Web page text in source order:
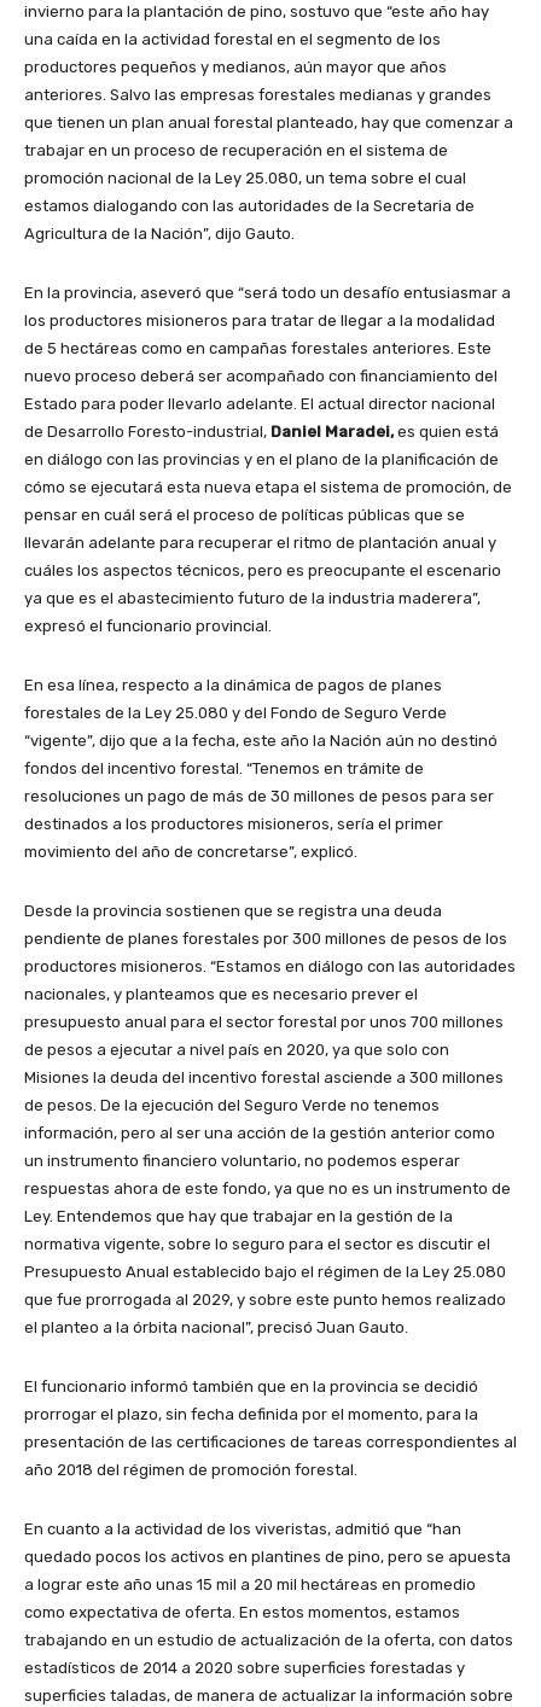
invierno para la plantación de pino, sostuvo que “este año hay
una caída en la actividad forestal en el segmento de los
productores pequeños y medianos, aún mayor que años
anteriores. Salvo las empresas forestales medianas y grandes
que tienen un plan anual forestal planteado, hay que comenzar a
trabajar en un proceso de recuperación en el sistema de
promoción nacional de la Ley 25.080, un tema sobre el cual
estamos dialogando con las autoridades de la Secretaria de
Agricultura de la Nación”, dijo Gauto.
En la provincia, aseveró que “será todo un desafío entusiasmar a
los productores misioneros para tratar de llegar a la modalidad
de 5 hectáreas como en campañas forestales anteriores. Este
nuevo proceso deberá ser acompañado con financiamiento del
Estado para poder llevarlo adelante. El actual director nacional
de Desarrollo Foresto-industrial, Daniel Maradei,es quien está
en diálogo con las provincias y en el plano de la planificación de
cómo se ejecutará esta nueva etapa el sistema de promoción, de
pensar en cuál será el proceso de políticas públicas que se
llevarán adelante para recuperar el ritmo de plantación anual y
cuáles los aspectos técnicos, pero es preocupante el escenario
ya que es el abastecimiento futuro de la industria maderera”,
expresó el funcionario provincial.
En esa línea, respecto a la dinámica de pagos de planes
forestales de la Ley 25.080 y del Fondo de Seguro Verde
“vigente”, dijo que a la fecha, este año la Nación aún no destinó
fondos del incentivo forestal. “Tenemos en trámite de
resoluciones un pago de más de 30 millones de pesos para ser
destinados a los productores misioneros, sería el primer
movimiento del año de concretarse”, explicó.
Desde la provincia sostienen que se registra una deuda
pendiente de planes forestales por 300 millones de pesos de los
productores misioneros. “Estamos en diálogo con las autoridades
nacionales, y planteamos que es necesario prever el
presupuesto anual para el sector forestal por unos 700 millones
de pesos a ejecutar a nivel país en 2020, ya que solo con
Misiones la deuda del incentivo forestal asciende a 300 millones
de pesos. De la ejecución del Seguro Verde no tenemos
información, pero al ser una acción de la gestión anterior como
un instrumento financiero voluntario, no podemos esperar
respuestas ahora de este fondo, ya que no es un instrumento de
Ley. Entendemos que hay que trabajar en la gestión de la
normativa vigente, sobre lo seguro para el sector es discutir el
Presupuesto Anual establecido bajo el régimen de la Ley 25.080
que fue prorrogada al 2029, y sobre este punto hemos realizado
el planteo a la órbita nacional”, precisó Juan Gauto.
El funcionario informó también que en la provincia se decidió
prorrogar el plazo, sin fecha definida por el momento, para la
presentación de las certificaciones de tareas correspondientes al
año 2018 del régimen de promoción forestal.
En cuanto a la actividad de los viveristas, admitió que “han
quedado pocos los activos en plantines de pino, pero se apuesta
a lograr este año unas 15 mil a 20 mil hectáreas en promedio
como expectativa de oferta. En estos momentos, estamos
trabajando en un estudio de actualización de la oferta, con datos
estadísticos de 2014 a 2020 sobre superficies forestadas y
superficies taladas, de manera de actualizar la información sobre